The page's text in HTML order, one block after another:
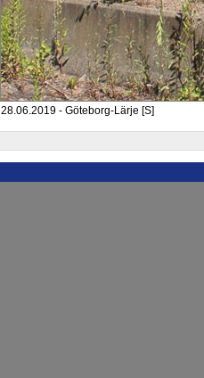
28.06.2019 - Göteborg-Lärje [S]